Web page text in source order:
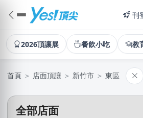
刊
2026頂讓展 餐飲小吃 教
首頁 ＞ 店面頂讓 ＞ 新竹市 ＞ 東區
全部店面